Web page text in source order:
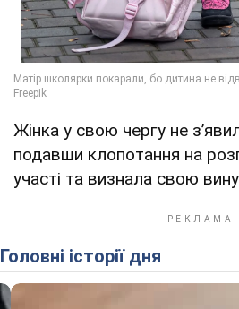
Жінка у свою чергу не
подавши клопотання на
участі та визнала свою
Головні історії дня